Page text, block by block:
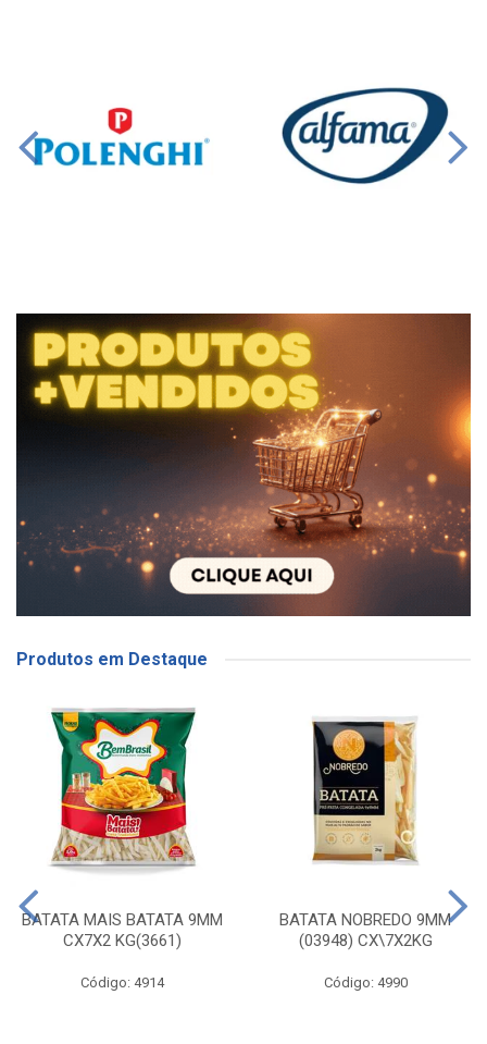
Produtos em Destaque
BATATA MAIS BATATA 9MM
CX7X2 KG(3661)
Código: 4914
BATATA NOBREDO 9MM
(03948) CX\7X2KG
Código: 4990